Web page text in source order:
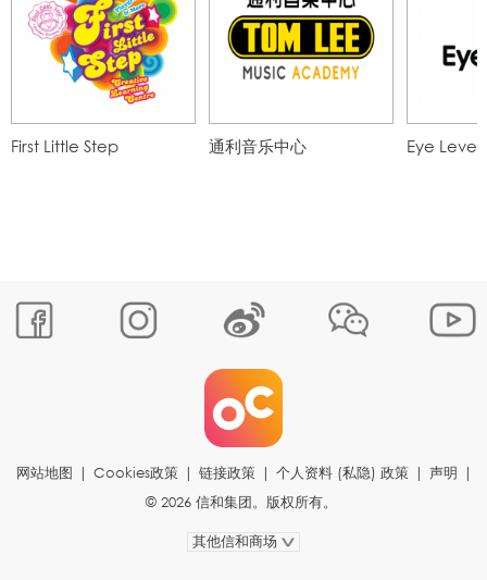
First Little Step 通利音乐中心 Eye
网站地图 | Cookies政策 | 链接政策 | 个人资料 (私隐) 政策 | 声明 |
© 2026 信和集团。版权所有。
其他信和商场